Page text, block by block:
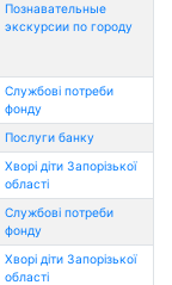
Познавательные
экскурсии по городу
Службові потреби
фонду
Послуги банку
Хворі діти Запорізької
області
Службові потреби
фонду
Хворі діти Запорізької
області